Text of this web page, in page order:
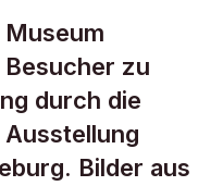
zu
durch die
Bilder aus